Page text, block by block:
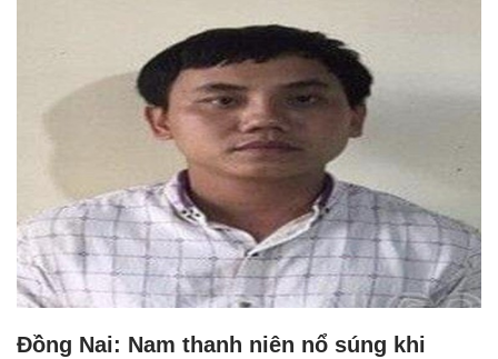
Đồng Nai: Nam thanh niên nổ súng khi